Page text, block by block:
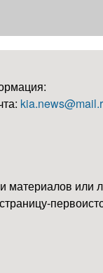
материалов или